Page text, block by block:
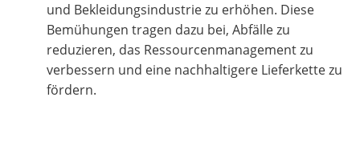
und Bekleidungsindustrie zu erhöhen. Diese
Bemühungen tragen dazu bei, Abfälle zu
reduzieren, das Ressourcenmanagement zu
verbessern und eine nachhaltigere Lieferkette zu
fördern.